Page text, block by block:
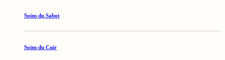
Soins du Sabot
Soins du Cuir